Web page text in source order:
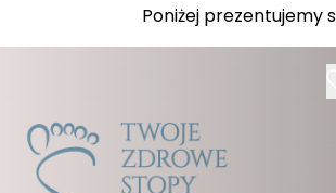
Poniżej prezentujemy